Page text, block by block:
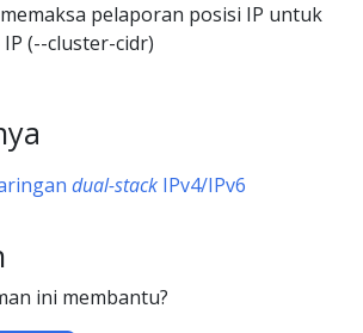
pelaporan posisi IP untuk
IP (--cluster-cidr)
dual-stack IPv4/IPv6
ini membantu?